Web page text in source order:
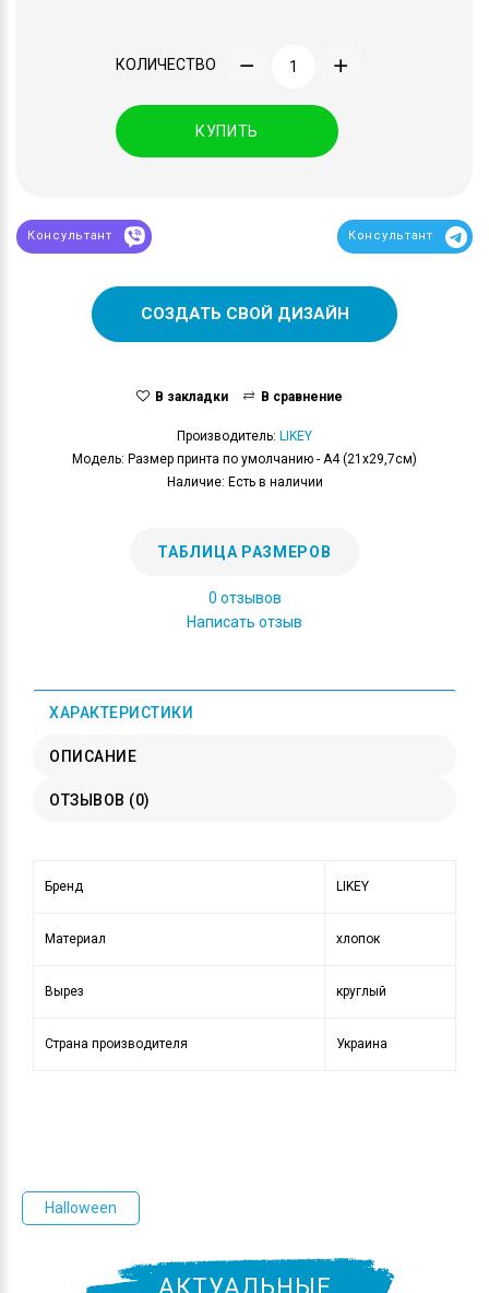
КОЛИЧЕСТВО
КУПИТЬ
Консультант Консультант
СОЗДАТЬ СВОЙ ДИЗАЙН
В закладки В сравнение
Производитель: LIKEY
Модель: Размер принта по умолчанию - А4 (21x29,7см)
Наличие: Есть в наличии
ТАБЛИЦА РАЗМЕРОВ
0 отзывов
Написать отзыв
ХАРАКТЕРИСТИКИ
ОПИСАНИЕ
ОТЗЫВОВ (0)
Бренд LIKEY
Материал хлопок
Вырез круглый
Страна производителя Украина
Halloween
АКТУАЛЬНЫЕ